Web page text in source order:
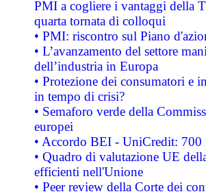
PMI a cogliere i vantaggi della
quarta tornata di colloqui
• PMI: riscontro sul Piano
• L’avanzamento del settore
dell’industria in Europa
• Protezione dei consumatori e
in tempo di crisi?
• Semaforo verde della
europei
• Accordo BEI - UniCredit:
• Quadro di valutazione UE
efficienti nell'Unione
• Peer review della Corte dei